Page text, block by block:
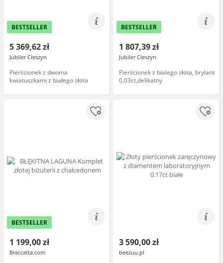
BESTSELLER
5 369,62 zł
Jubiler Cieszyn
Pierścionek z dwoma
kwiatuszkami z białego złota
BESTSELLER
1 807,39 zł
Jubiler Cieszyn
Pierścionek z bialego złota, brylant
0,03ct,delikatny
BESTSELLER
1 199,00 zł
Braccatta.com
3 590,00 zł
beezuu.pl